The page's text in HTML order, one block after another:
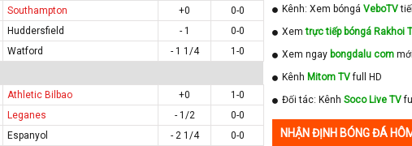
Southampton +0
0-0
Huddersfield - 1
0-0
Watford - 1 1/4
1-0
Athletic Bilbao +0
1-0
Leganes - 1/2
0-0
Espanyol - 2 1/4
0-0
Kênh: Xem bóngá VeboTV
Xemtrực tiếp bóngá Rakhoi
Xem ngay bongdalu com
Kênh Mitom TVfull HD
Đối tác: Kênh Soco Live TV
NHẬN ĐỊNH BÓNG ĐÁ